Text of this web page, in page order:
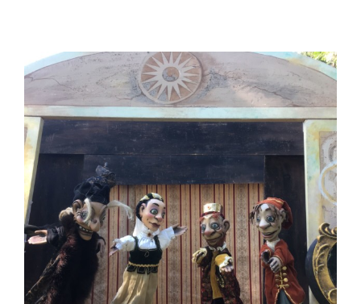
Ingrandisci
immagine